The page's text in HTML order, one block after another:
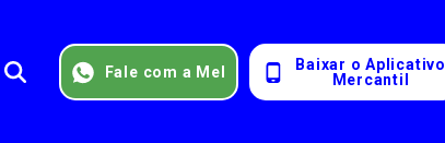
Fale com a Mel
Baixar o Aplicativo
Mercantil